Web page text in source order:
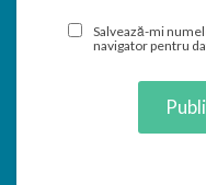
Salvează-mi
navigator pentru